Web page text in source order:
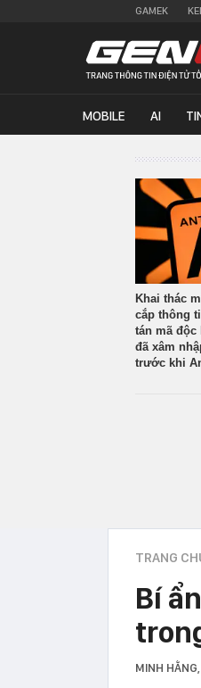
GAMEK
MOBILE AI
Khai thác
cắp thông
tán mã độc
đã xâm
trước khi
TRANG
Bí
MINH HẰNG